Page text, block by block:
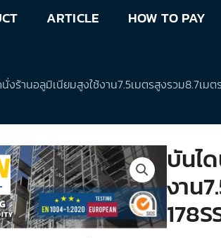
ARTICLE HOW TO PAY
งร้านอลูมิเนียมสูงใช้งาน7.5เมตรสูงรวม8.7เมต
บันไ
งาน